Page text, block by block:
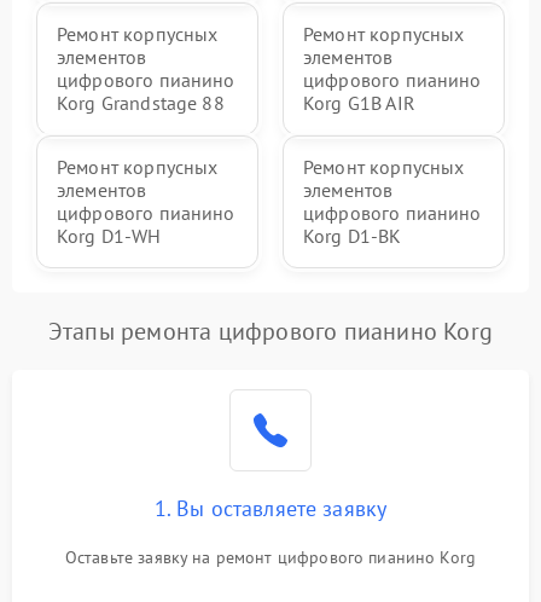
Ремонт корпусных
элементов
цифрового пианино
Korg Grandstage 88
Ремонт корпусных
элементов
цифрового пианино
Korg G1B AIR
Ремонт корпусных
элементов
цифрового пианино
Korg D1-WH
Ремонт корпусных
элементов
цифрового пианино
Korg D1-BK
Этапы ремонта цифрового пианино Korg
1. Вы оставляете заявку
Оставьте заявку на ремонт цифрового пианино Korg